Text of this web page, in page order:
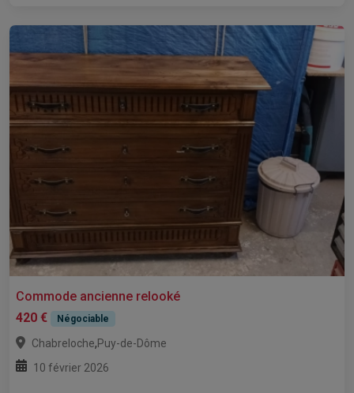
Commode ancienne relooké
420 €
Négociable
Chabreloche,Puy-de-Dôme
10 février 2026